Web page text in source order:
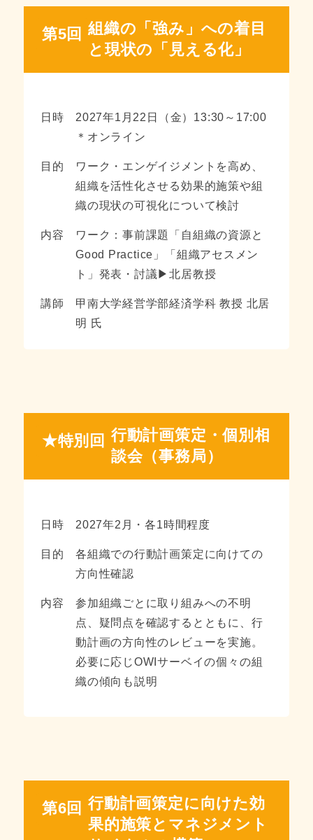
第5回 組織の「強み」への着目
と現状の「見える化」
日時
2027年1月22日（金）13:30～17:00
＊オンライン
目的
ワーク・エンゲイジメントを高め、
組織を活性化させる効果的施策や組
織の現状の可視化について検討
内容
ワーク：事前課題「自組織の資源と
Good Practice」「組織アセスメン
ト」発表・討議▶北居教授
講師
甲南大学経営学部経済学科 教授 北居
明 氏
★特別回 行動計画策定・個別相
談会（事務局）
日時 2027年2月・各1時間程度
目的
各組織での行動計画策定に向けての
方向性確認
内容
参加組織ごとに取り組みへの不明
点、疑問点を確認するとともに、行
動計画の方向性のレビューを実施。
必要に応じOWIサーベイの個々の組
織の傾向も説明
第6回 行動計画策定に向けた効
果的施策とマネジメント